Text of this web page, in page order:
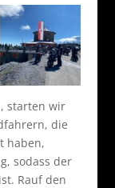
starten wir
die
haben,
sodass der
Rauf den